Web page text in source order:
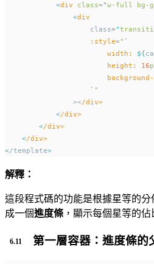
<div class="w-full bg-
<div
                    class
="
:style=" `
width:
${
height:
16
` "
                ><
/div>
</div>
</div>
</div>
</template>
解釋：
這段程式碼的功能是根據星等的分
成一個進度條 ，顯示每個星等的佔
第一層容器：進度條的